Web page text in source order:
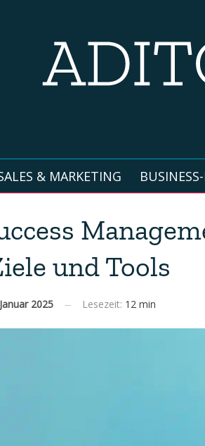
& MARKETING
und Tools
2025 Lesezeit: 12 min